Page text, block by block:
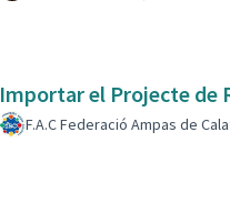
Importar el Projecte de
F.A.C Federació Ampas de